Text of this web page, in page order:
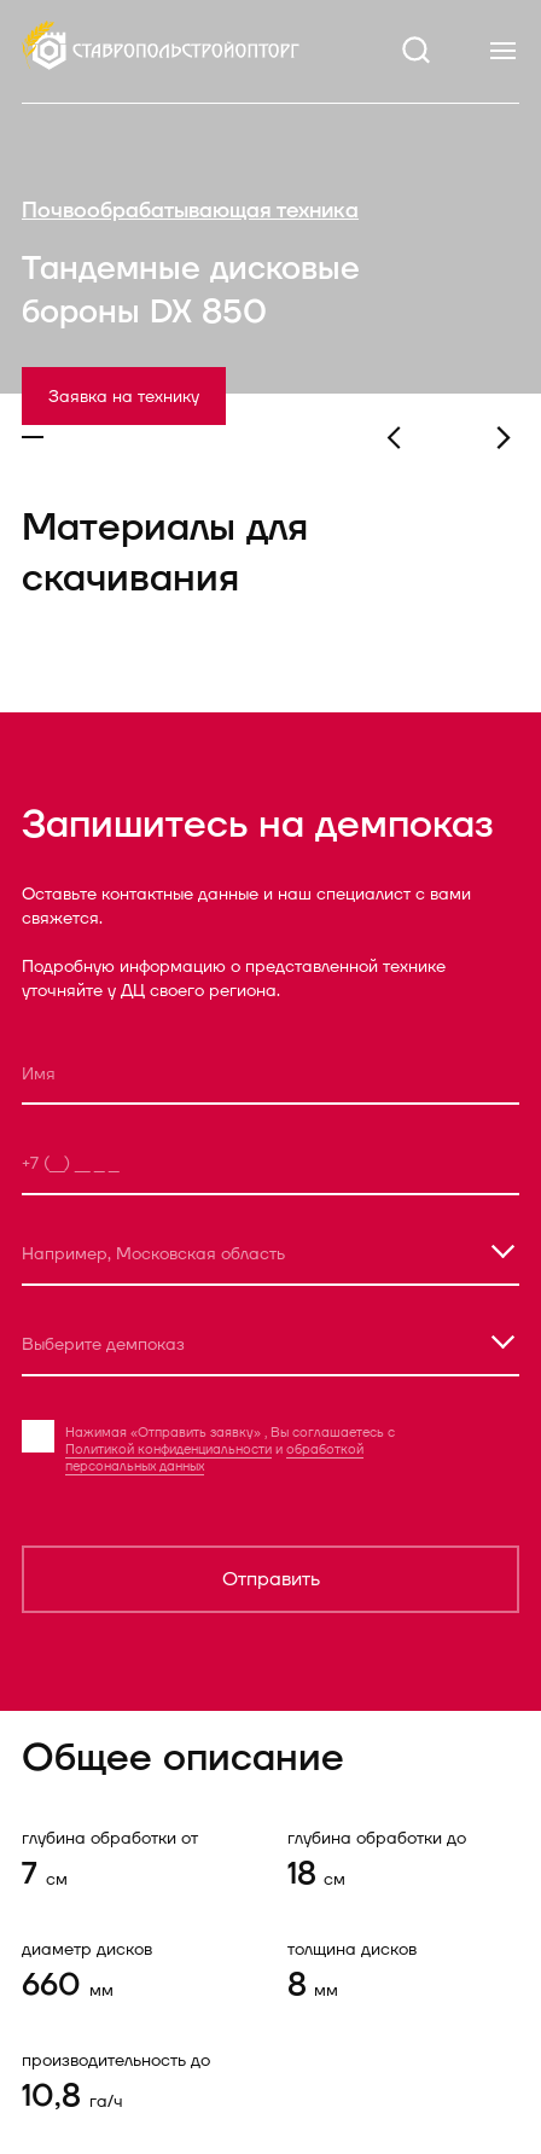
Почвообрабатывающая техника
Тандемные дисковые
бороны DX 850
Заявка на технику
Материалы для
скачивания
Запишитесь на демпоказ
Оставьте контактные данные и наш специалист с вами
свяжется.
Подробную информацию о представленной технике
уточняйте у ДЦ своего региона.
Например, Московская область
Выберите демпоказ
Нажимая «Отправить заявку» , Вы соглашаетесь с
Политикой конфиденциальности и обработкой
персональных данных
Отправить
Общее описание
глубина обработки от
7 см
глубина обработки до
18 см
диаметр дисков
660 мм
толщина дисков
8 мм
производительность до
10,8 га/ч